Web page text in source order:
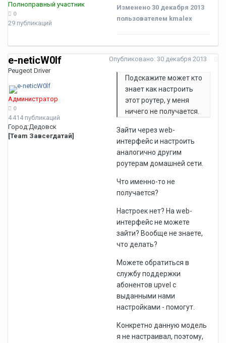
Полноправный участник
0
29 публикаций
Изменено 30 декабря 2013
пользователем kmalex
e-neticW0lf
Peugeot Driver
Администратор
0
4 414 публикаций
Город:Дедовск
[Team Завсегдатай]
Опубликовано: 30 декабря 2013
Подскажите может кто
знает как настроить
этот роутер, у меня
ничего не получается.
Зайти через web-
интерфейс и настроить
аналогично другим
роутерам домашней сети.
Что именно-то не
получается?
Настроек нет? На web-
интерфейс не можете
зайти? Вообще не знаете,
что делать?
Можете обратиться в
службу поддержки
абонентов upvel с
выданными нами
настройками - помогут.
Конкретно данную модель
я не настраивал, поэтому,